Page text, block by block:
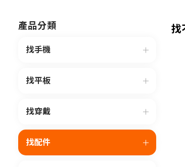
產品分類
找手機
找平板
找穿戴
找配件
找